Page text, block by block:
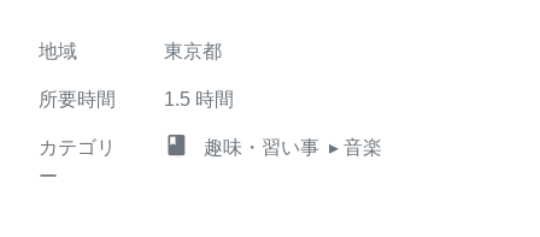
地域 東京都
所要時間 1.5 時間
カテゴリ
ー
class 趣味・習い事 ▸ 音楽